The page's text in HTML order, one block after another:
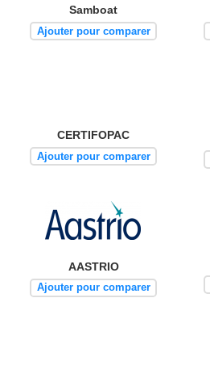
Samboat
Ajouter pour comparer
CERTIFOPAC
Ajouter pour comparer
AASTRIO
Ajouter pour comparer